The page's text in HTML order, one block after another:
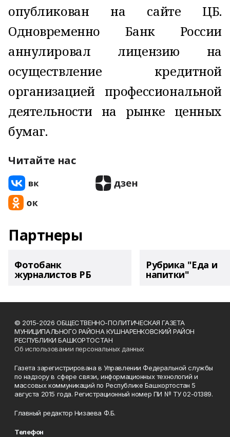
опубликован на сайте ЦБ.
Одновременно Банк России
аннулировал лицензию на
осуществление кредитной
организацией профессиональной
деятельности на рынке ценных
бумаг.
Читайте нас
Партнеры
Фотобанк
журналистов РБ
Рубрика "Еда и
напитки"
© 2015-2026 ОБЩЕСТВЕННО-ПОЛИТИЧЕСКАЯ ГАЗЕТА
МУНИЦИПАЛЬНОГО РАЙОНА КУШНАРЕНКОВСКИЙ РАЙОН
РЕСПУБЛИКИ БАШКОРТОСТАН
Об использовании персональных данных
Газета зарегистрирована в Управлении Федеральной службы
по надзору в сфере связи, информационных технологий и
массовых коммуникаций по Республике Башкортостан 5
августа 2015 года. Регистрационный номер ПИ № ТУ 02-01389.
Главный редактор Низаева Ф.Б.
Телефон